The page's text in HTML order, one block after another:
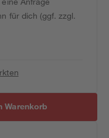
für dich (ggf. zzgl.
Warenkorb